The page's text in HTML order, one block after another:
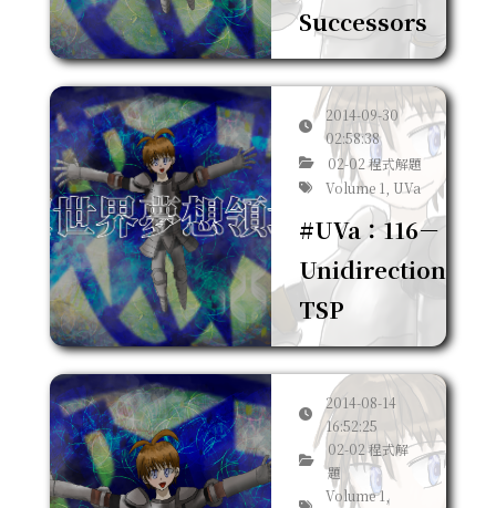
Successors
2014-09-30
02:58:38
02-02 程式解題
Volume 1, UVa
#UVa：116－
Unidirectional
TSP
2014-08-14
16:52:25
02-02 程式解
題
Volume 1,